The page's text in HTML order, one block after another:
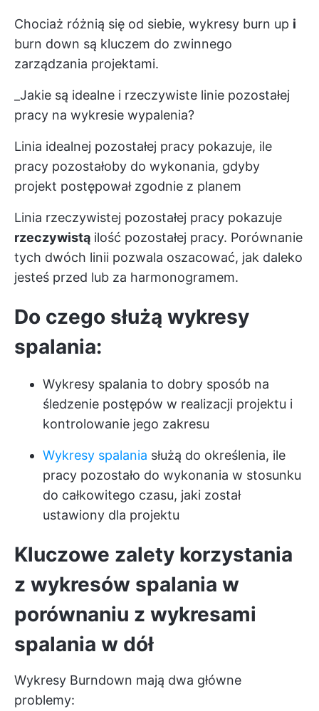
Chociaż różnią się od siebie, wykresy burn up i
burn down są kluczem do zwinnego
zarządzania projektami.
_Jakie są idealne i rzeczywiste linie pozostałej
pracy na wykresie wypalenia?
Linia idealnej pozostałej pracy pokazuje, ile
pracy pozostałoby do wykonania, gdyby
projekt postępował zgodnie z planem
Linia rzeczywistej pozostałej pracy pokazuje
rzeczywistą ilość pozostałej pracy. Porównanie
tych dwóch linii pozwala oszacować, jak daleko
jesteś przed lub za harmonogramem.
Do czego służą wykresy
spalania:
Wykresy spalania to dobry sposób na
śledzenie postępów w realizacji projektu i
kontrolowanie jego zakresu
Wykresy spalania służą do określenia, ile
pracy pozostało do wykonania w stosunku
do całkowitego czasu, jaki został
ustawiony dla projektu
Kluczowe zalety korzystania
z wykresów spalania w
porównaniu z wykresami
spalania w dół
Wykresy Burndown mają dwa główne
problemy: